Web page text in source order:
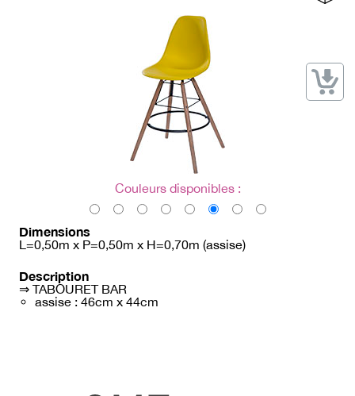
Couleurs disponibles :
Dimensions
L=0,50m x P=0,50m x H=0,70m (assise)
Description
⇒ TABOURET BAR
assise : 46cm x 44cm